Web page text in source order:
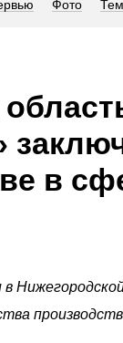
Фото
в